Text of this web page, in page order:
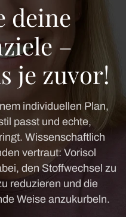
deine
–
je zuvor!
individuellen Plan,
passt und echte,
Wissenschaftlich
vertraut: Vorisol
den Stoffwechsel zu
reduzieren und die
Weise anzukurbeln.